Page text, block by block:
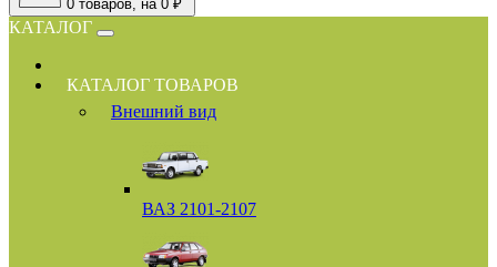
0 товаров, на 0 ₽
КАТАЛОГ
КАТАЛОГ ТОВАРОВ
Внешний вид
ВАЗ 2101-2107